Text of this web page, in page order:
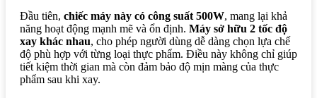
Đầu tiên, chiếc máy này có công suất 500W, mang lại khả
năng hoạt động mạnh mẽ và ổn định. Máy sở hữu 2 tốc độ
xay khác nhau, cho phép người dùng dễ dàng chọn lựa chế
độ phù hợp với từng loại thực phẩm. Điều này không chỉ giúp
tiết kiệm thời gian mà còn đảm bảo độ mịn màng của thực
phẩm sau khi xay.